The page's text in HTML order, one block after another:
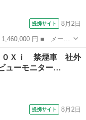
提携サイト 8月2日
ド名： ハイウェイ
ラ 前後ドライブレ
０Ｘｉ 禁煙車 社外
ューモニター…
提携サイト 8月2日